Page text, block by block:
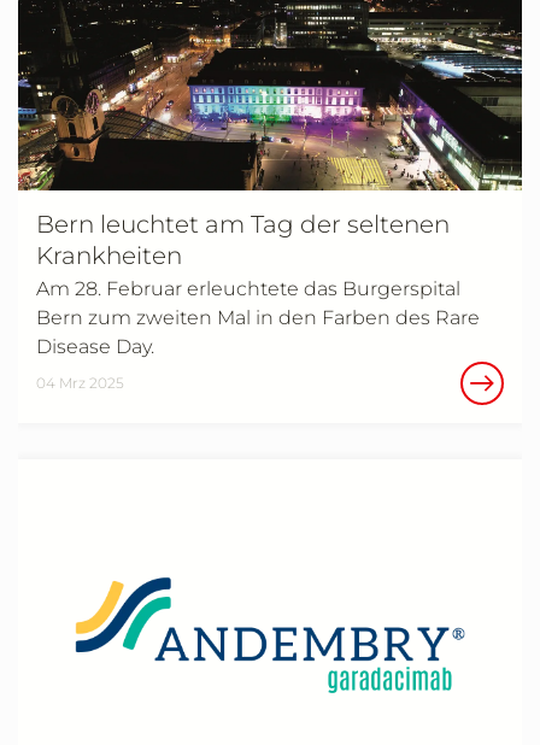
Bern leuchtet am Tag der seltenen
Krankheiten
Am 28. Februar erleuchtete das Burgerspital
Bern zum zweiten Mal in den Farben des Rare
Disease Day.
04 Mrz 2025